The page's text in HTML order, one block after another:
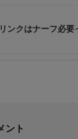
ンクはナーフ必要
ント